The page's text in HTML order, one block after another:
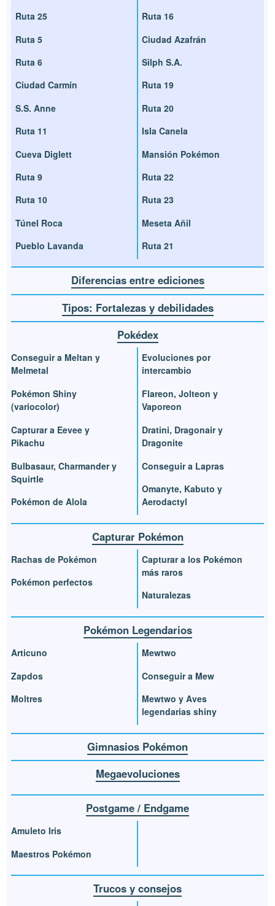
Ruta 25
Ruta 5
Ruta 6
Ciudad Carmín
S.S. Anne
Ruta 11
Cueva Diglett
Ruta 9
Ruta 10
Túnel Roca
Pueblo Lavanda
Ruta 16
Ciudad Azafrán
Silph S.A.
Ruta 19
Ruta 20
Isla Canela
Mansión Pokémon
Ruta 22
Ruta 23
Meseta Añil
Ruta 21
Diferencias entre ediciones
Tipos: Fortalezas y debilidades
Pokédex
Conseguir a Meltan y
Melmetal
Pokémon Shiny
(variocolor)
Capturar a Eevee y
Pikachu
Bulbasaur, Charmander y
Squirtle
Pokémon de Alola
Evoluciones por
intercambio
Flareon, Jolteon y
Vaporeon
Dratini, Dragonair y
Dragonite
Conseguir a Lapras
Omanyte, Kabuto y
Aerodactyl
Capturar Pokémon
Rachas de Pokémon
Pokémon perfectos
Capturar a los Pokémon
más raros
Naturalezas
Pokémon Legendarios
Articuno
Zapdos
Moltres
Mewtwo
Conseguir a Mew
Mewtwo y Aves
legendarias shiny
Gimnasios Pokémon
Megaevoluciones
Postgame / Endgame
Amuleto Iris
Maestros Pokémon
Trucos y consejos